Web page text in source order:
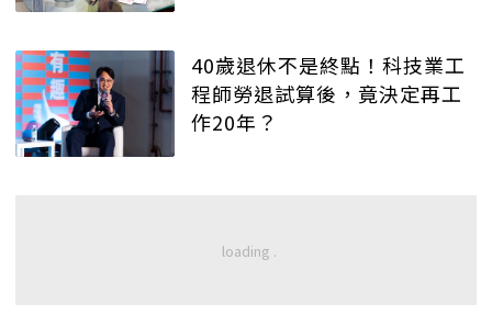
40歲退休不是終點！科技業工
程師勞退試算後，竟決定再工
作20年？